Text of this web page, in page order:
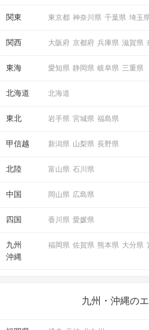
関東 東京都 神奈川県 千葉県 埼玉
関西 大阪府 京都府 兵庫県 滋賀県
東海 愛知県 静岡県 岐阜県 三重県
北海道 北海道
東北 岩手県 宮城県 福島県
甲信越 新潟県 山梨県 長野県
北陸 富山県 石川県
中国 岡山県 広島県
四国 香川県 愛媛県
九州
沖縄
福岡県 佐賀県 熊本県 大分県
九州・沖縄の